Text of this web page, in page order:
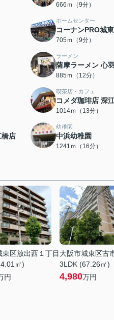
666ｍ（9分）
ホームセンター
コーナンPRO城
705ｍ（9分）
ラーメン
薩摩ラーメン 心羽
885ｍ（12分）
喫茶店・カフェ
コメダ珈琲店 深
1014ｍ（13分）
橋店
幼稚園
中浜幼稚園
1241ｍ（16分）
東区放出西１丁目
㎡)
円
大阪市城東区古
3LDK (67.26㎡)
4,980万円